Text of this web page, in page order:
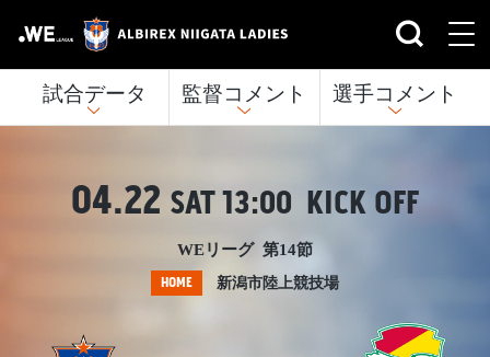
試合データ 監督コメント 選手コメント
04.22 SAT13:00 KICK OFF
WEリーグ 第14節
HOME 新潟市陸上競技場